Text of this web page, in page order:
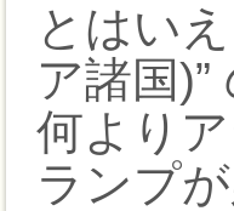
とはい
ア諸国
何より
ランプ